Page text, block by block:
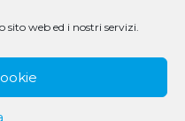
sito web ed i nostri servizi.